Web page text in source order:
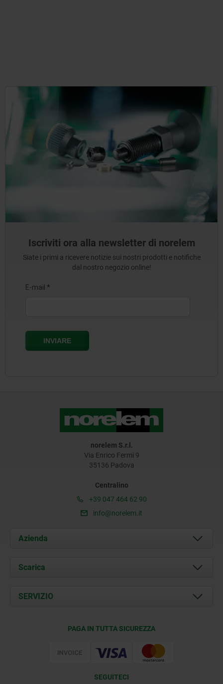
Iscriviti ora alla newsletter di norelem
Siate i primi a ricevere notizie sui nostri prodotti e notifiche
dal nostro negozio online!
norelem S.r.l.
Via Enrico Fermi 9
35136 Padova
Centralino
+39 047 464 62 90
info@norelem.it
Azienda
Chi siamo
Contatti
Scarica
Documents
SERVIZIO
PAGA IN TUTTA SICUREZZA
SEGUITECI